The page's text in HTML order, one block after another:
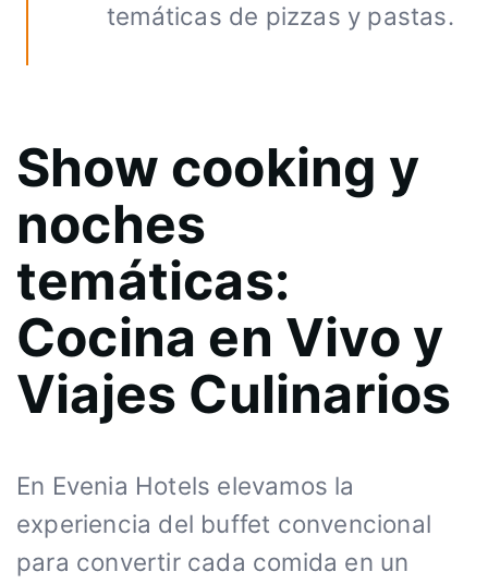
temáticas de pizzas y pastas.
Show cooking y
noches
temáticas:
Cocina en Vivo y
Viajes Culinarios
En Evenia Hotels elevamos la
experiencia del buffet convencional
para convertir cada comida en un